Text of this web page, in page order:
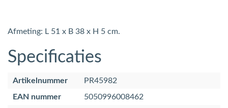
Afmeting: L 51 x B 38 x H 5 cm.
Specificaties
Artikelnummer
PR45982
EAN nummer
5050996008462